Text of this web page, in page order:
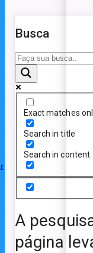
Busca
Exact matches
Search in title
Search in content
A
página